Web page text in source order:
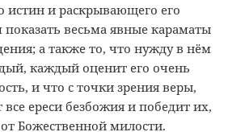
истин и раскрывающего его
показать весьма явные караматы
а также то, что нужду в нём
каждый оценит его очень
и что с точки зрения веры,
ереси безбожия и победит их,
Божественной милости.